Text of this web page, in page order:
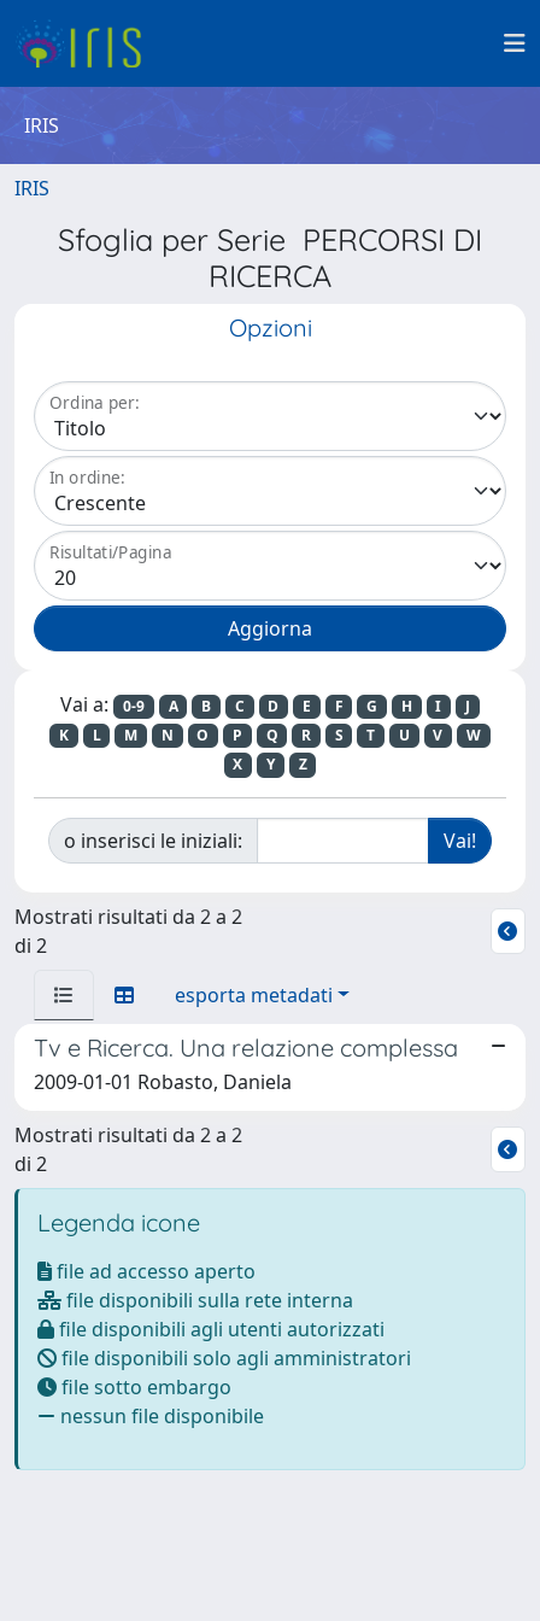
IRIS
IRIS
Sfoglia per Serie PERCORSI DI
RICERCA
Opzioni
Ordina per:
In ordine:
Risultati/Pagina
Vai a: 0-9 A B C D E F G H I
J
K
L M N O P Q R S T U V
W
X
Y Z
o inserisci le iniziali:
Mostrati risultati da 2 a 2
di 2
esporta metadati
Tv e Ricerca. Una relazione complessa
2009-01-01 Robasto, Daniela
Mostrati risultati da 2 a 2
di 2
Legenda icone
file ad accesso aperto
file disponibili sulla rete interna
file disponibili agli utenti autorizzati
file disponibili solo agli amministratori
file sotto embargo
nessun file disponibile